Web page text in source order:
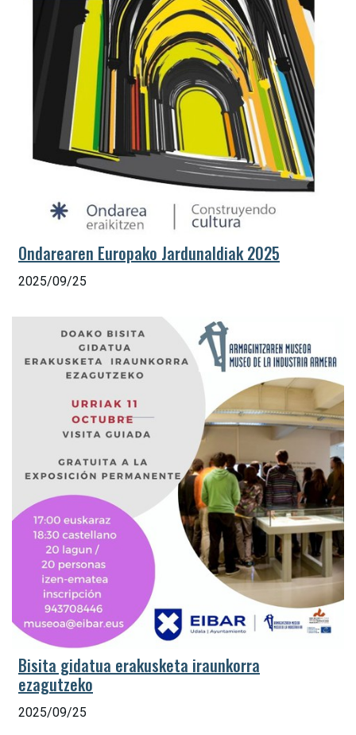
Ondarearen Europako Jardunaldiak 2025
2025/09/25
Bisita gidatua erakusketa iraunkorra
ezagutzeko
2025/09/25